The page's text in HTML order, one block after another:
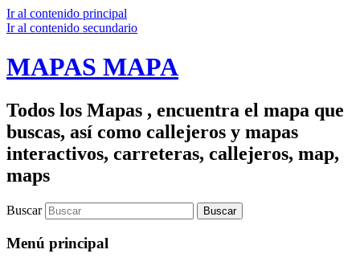
Ir al contenido principal
Ir al contenido secundario
MAPAS MAPA
Todos los Mapas , encuentra el mapa que
buscas, así como callejeros y mapas
interactivos, carreteras, callejeros, map,
maps
Buscar
Menú principal